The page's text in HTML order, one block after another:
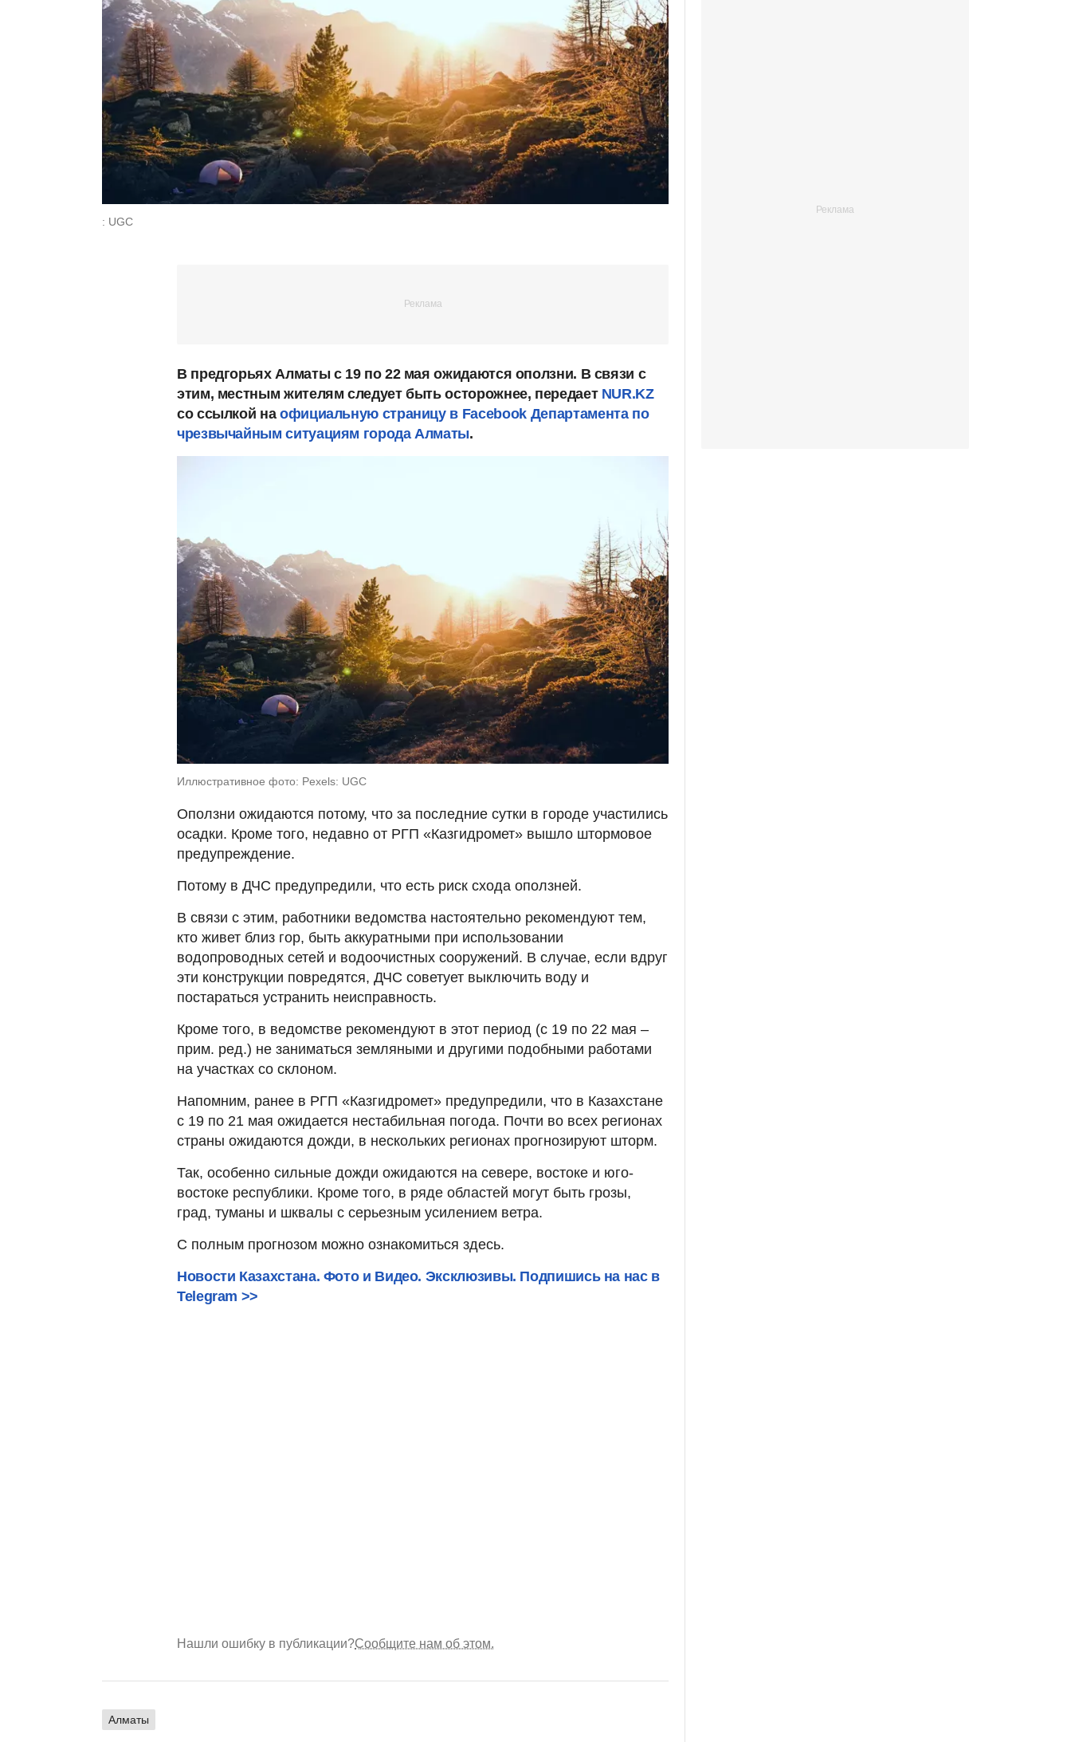
: UGC
В предгорьях Алматы с 19 по 22 мая ожидаются оползни. В связи с
этим, местным жителям следует быть осторожнее, передает NUR.KZ
со ссылкой на официальную страницу в Facebook Департамента по
чрезвычайным ситуациям города Алматы.
Иллюстративное фото: Pexels: UGC
Оползни ожидаются потому, что за последние сутки в городе участились
осадки. Кроме того, недавно от РГП «Казгидромет» вышло штормовое
предупреждение.
Потому в ДЧС предупредили, что есть риск схода оползней.
В связи с этим, работники ведомства настоятельно рекомендуют тем,
кто живет близ гор, быть аккуратными при использовании
водопроводных сетей и водоочистных сооружений. В случае, если вдруг
эти конструкции повредятся, ДЧС советует выключить воду и
постараться устранить неисправность.
Кроме того, в ведомстве рекомендуют в этот период (с 19 по 22 мая –
прим. ред.) не заниматься земляными и другими подобными работами
на участках со склоном.
Напомним, ранее в РГП «Казгидромет» предупредили, что в Казахстане
с 19 по 21 мая ожидается нестабильная погода. Почти во всех регионах
страны ожидаются дожди, в нескольких регионах прогнозируют шторм.
Так, особенно сильные дожди ожидаются на севере, востоке и юго-
востоке республики. Кроме того, в ряде областей могут быть грозы,
град, туманы и шквалы с серьезным усилением ветра.
С полным прогнозом можно ознакомиться здесь.
Новости Казахстана. Фото и Видео. Эксклюзивы. Подпишись на нас в
Telegram >>
Нашли ошибку в публикации?Сообщите нам об этом.
Алматы